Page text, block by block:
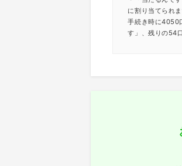
に割り当てられ
手続き時に4050
す」、残りの54